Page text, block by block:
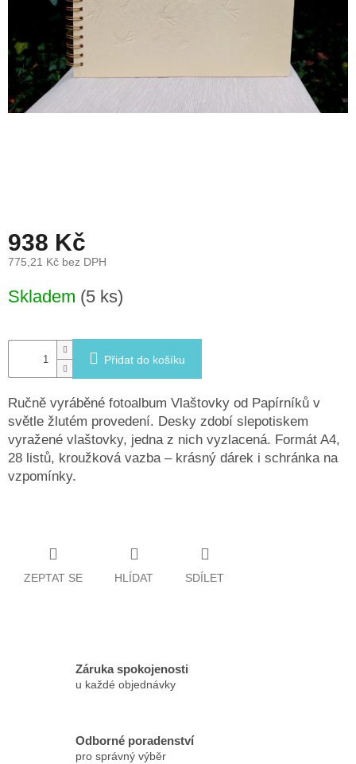
České
značky
Tipy
na
Přihlášení
938 Kč
775,21 Kč bez DPH
cena:
Skladem (5 ks)
Přidat do košíku
Ručně vyráběné fotoalbum Vlaštovky od Papírníků v
světle žlutém provedení. Desky zdobí slepotiskem
vyražené vlaštovky, jedna z nich vyzlacená. Formát A4,
28 listů, kroužková vazba – krásný dárek i schránka na
vzpomínky.
ZEPTAT SE HLÍDAT SDÍLET
Záruka spokojenosti
u každé objednávky
Odborné poradenství
pro správný výběr